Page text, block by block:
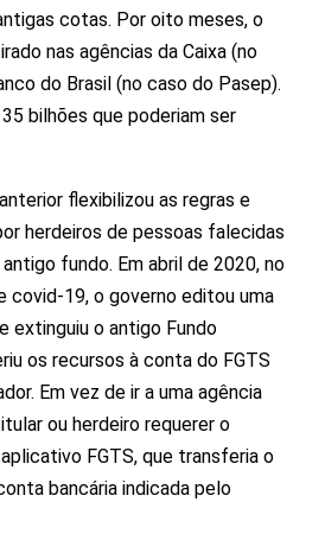
cotas. Por oito meses, o
nas agências da Caixa (no
do Brasil (no caso do Pasep).
bilhões que poderiam ser
flexibilizou as regras e
herdeiros de pessoas falecidas
fundo. Em abril de 2020, no
covid-19, o governo editou uma
extinguiu o antigo Fundo
os recursos à conta do FGTS
Em vez de ir a uma agência
ou herdeiro requerer o
FGTS, que transferia o
bancária indicada pelo